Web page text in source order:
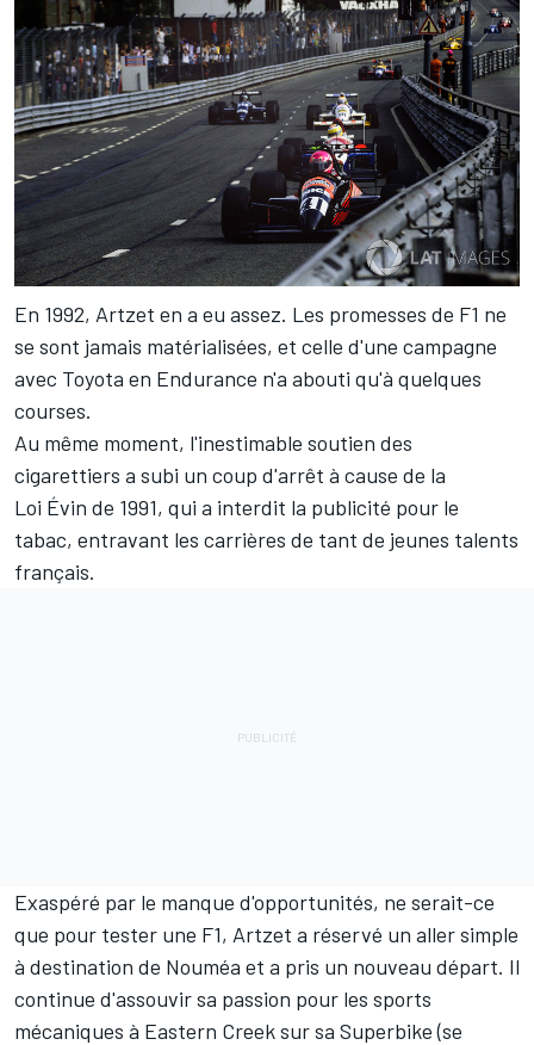
En 1992, Artzet en a eu assez. Les promesses de F1 ne
se sont jamais matérialisées, et celle d'une campagne
avec Toyota en Endurance n'a abouti qu'à quelques
courses.
Au même moment, l'inestimable soutien des
cigarettiers a subi un coup d'arrêt à cause de la
Loi Évin de 1991, qui a interdit la publicité pour le
tabac, entravant les carrières de tant de jeunes talents
français.
Exaspéré par le manque d'opportunités, ne serait-ce
que pour tester une F1, Artzet a réservé un aller simple
à destination de Nouméa et a pris un nouveau départ. Il
continue d'assouvir sa passion pour les sports
mécaniques à Eastern Creek sur sa Superbike (se